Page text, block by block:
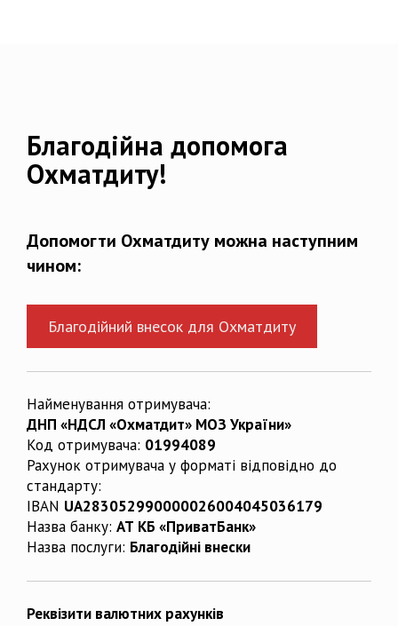
Благодійна допомога
Охматдиту!
Допомогти Охматдиту можна наступним
чином:
Благодійний внесок для Охматдиту
Найменування отримувача:
ДНП «НДСЛ «Охматдит» МОЗ України»
Код отримувача: 01994089
Рахунок отримувача у форматі відповідно до
стандарту:
IBAN UA283052990000026004045036179
Назва банку: АТ КБ «ПриватБанк»
Назва послуги: Благодійні внески
Реквізити валютних рахунків